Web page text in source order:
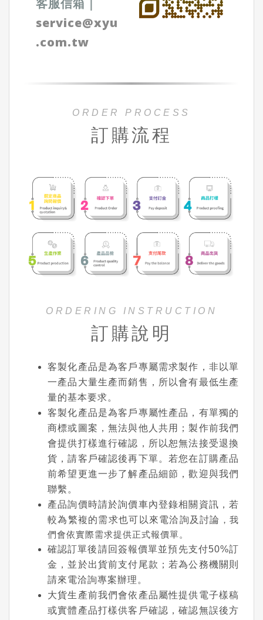
客服信箱
service@xyu
.com.tw
ORDER PROCESS
訂購流程
ORDERING INSTRUCTION
訂購說明
客製化產品是為客戶專屬需求製作，非以單
一產品大量生產而銷售，所以會有最低生產
量的基本要求。
客製化產品是為客戶專屬性產品，有單獨的
商標或圖案，無法與他人共用；製作前我們
會提供打樣進行確認，所以恕無法接受退換
貨，請客戶確認後再下單。若您在訂購產品
前希望更進一步了解產品細節，歡迎與我們
聯繫。
產品詢價時請於詢價車內登錄相關資訊，若
較為繁複的需求也可以來電洽詢及討論 ，我
們會依實際需求提供正式報價單。
確認訂單後請回簽報價單並預先支付50%訂
金，並於出貨前支付尾款；若為公務機關則
請來電洽詢專案辦理。
大貨生產前我們會依產品屬性提供電子樣稿
或實體產品打樣供客戶確認，確認無誤後方